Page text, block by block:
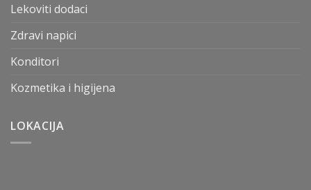
Lekoviti dodaci
Zdravi napici
Konditori
Kozmetika i higijena
LOKACIJA